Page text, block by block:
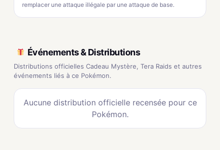
remplacer une attaque illégale par une attaque de base.
Événements & Distributions
Distributions officielles Cadeau Mystère, Tera Raids et autres
événements liés à ce Pokémon.
Aucune distribution officielle recensée pour ce
Pokémon.